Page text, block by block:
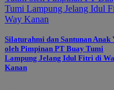
Silaturahmi dan Santunan Anak
oleh Pimpinan PT Buay Tumi
Lampung Jelang Idul Fitri di
Kanan